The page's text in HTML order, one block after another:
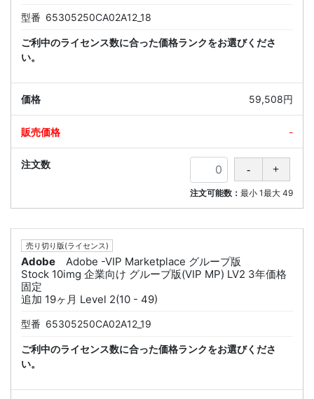
型番 65305250CA02A12_18
ご利中のライセンス数に合った価格ランクをお選びくださ
い。
59,508円
-
注文可能数： 最小 1最大 49
売り切り版(ライセンス)
Adobe
Adobe -VIP Marketplace グループ版
Stock 10img 企業向け グループ版(VIP MP) LV2 3年価格
固定
追加 19ヶ月 Level 2(10 - 49)
型番 65305250CA02A12_19
ご利中のライセンス数に合った価格ランクをお選びくださ
い。